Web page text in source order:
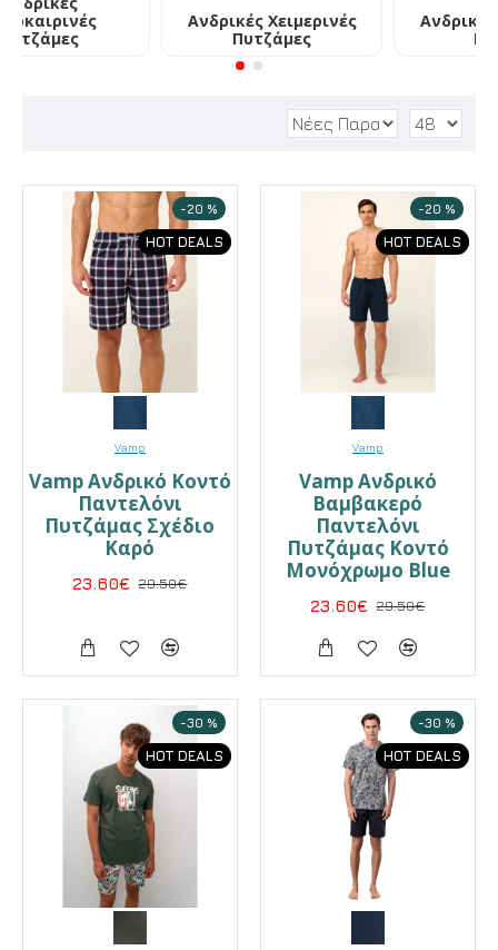
Καλοκαιρινές
Πυτζάμες
Ανδρικές Χειμερινές
Πυτζάμες
HOT DEALS
-20 %
Vamp
Vamp Ανδρικό Κοντό
Παντελόνι
Πυτζάμας Σχέδιο
Καρό
23.60€ 29.50€
HOT DEALS
-20 %
Vamp
Vamp Ανδρικό
Βαμβακερό
Παντελόνι
Πυτζάμας Κοντό
Μονόχρωμο Blue
23.60€ 29.50€
HOT DEALS
-30 %
HOT DEALS
-30 %